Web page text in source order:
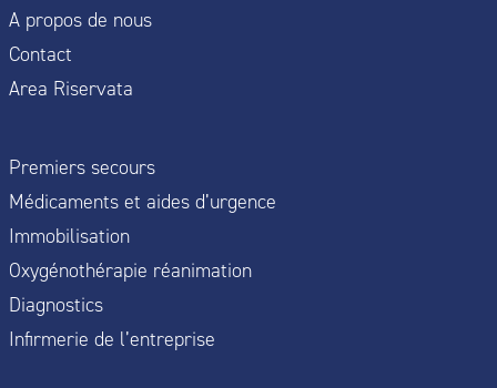
A propos de nous
Contact
Area Riservata
Premiers secours
Médicaments et aides d’urgence
Immobilisation
Oxygénothérapie réanimation
Diagnostics
Infirmerie de l’entreprise